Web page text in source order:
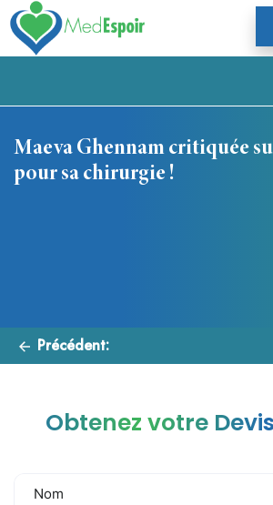
Skip
to
content
Maeva Ghennam critiquée
pour sa chirurgie !
Précédent:
Obtenez votre